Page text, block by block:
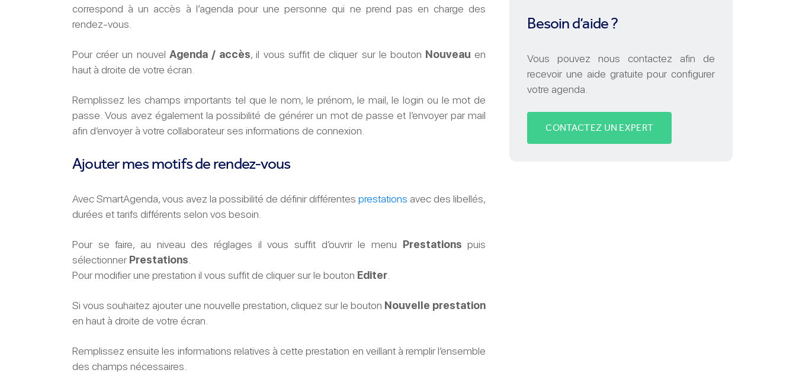
correspond à un accès à l’agenda pour une personne qui ne prend pas en charge des
rendez-vous.
Pour créer un nouvel Agenda / accès, il vous suffit de cliquer sur le bouton Nouveau en
haut à droite de votre écran.
Remplissez les champs importants tel que le nom, le prénom, le mail, le login ou le mot de
passe. Vous avez également la possibilité de générer un mot de passe et l’envoyer par mail
afin d’envoyer à votre collaborateur ses informations de connexion.
Ajouter mes motifs de rendez-vous
Avec SmartAgenda, vous avez la possibilité de définir différentesprestations avec des libellés,
durées et tarifs différents selon vos besoin.
Pour se faire, au niveau des réglages il vous suffit d’ouvrir le menu Prestations puis
sélectionner Prestations
Pour modifier une prestation il vous suffit de cliquer sur le bouton Editer
Si vous souhaitez ajouter une nouvelle prestation, cliquez sur le bouton Nouvelle prestation
en haut à droite de votre écran.
Remplissez ensuite les informations relatives à cette prestation en veillant à remplir l’ensemble
des champs nécessaires.
Besoin d’aide ?
Vous pouvez nous contactez afin de
recevoir une aide gratuite pour configurer
votre agenda.
CONTACTEZ UN EXPERT